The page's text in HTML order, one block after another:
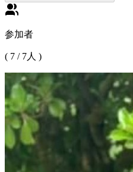
参加者
( 7 / 7人 )